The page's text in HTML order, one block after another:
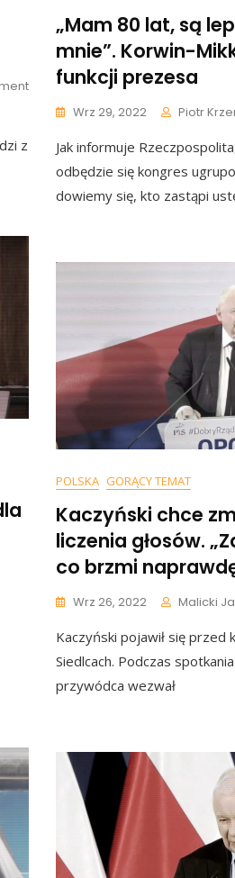
On
Wybrano
Nowego
Prezesa
Partii
KORWiN.
z
„Mam 80 lat, są
mnie”. Korwin-
funkcji prezesa
Wrz 29, 2022 Piotr
Jak informuje
odbędzie się kongres
dowiemy się, kto zastąpi
POLSKA GORĄCY TEMAT
Kaczyński chce
liczenia głosów.
co brzmi
Wrz 26, 2022 Malicki
Kaczyński pojawił się przed
Siedlcach. Podczas
przywódca wezwał